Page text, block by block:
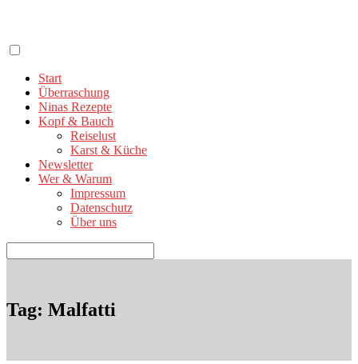
springen
Start
Überraschung
Ninas Rezepte
Kopf & Bauch
Reiselust
Karst & Küche
Newsletter
Wer & Warum
Impressum
Datenschutz
Über uns
nach:
Tag: Malfatti